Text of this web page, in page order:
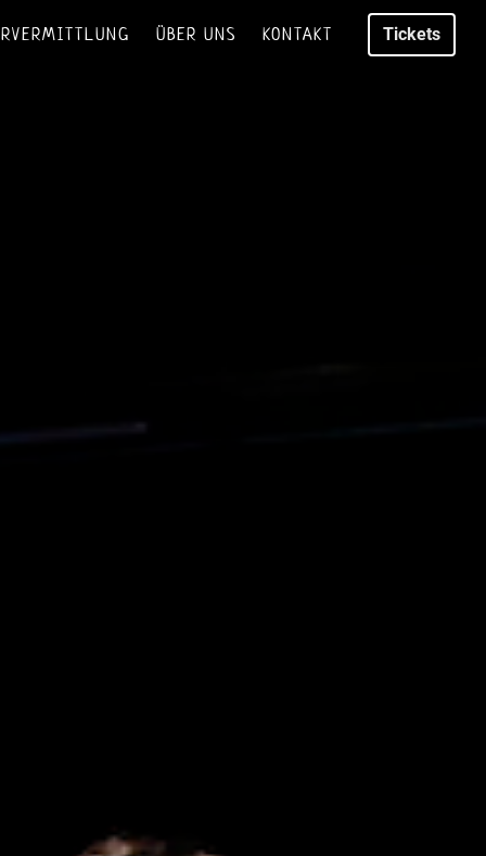
ÜBER UNS KONTAKT Tickets